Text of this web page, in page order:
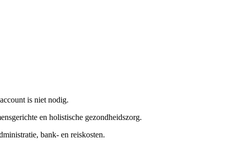
is niet nodig.
en holistische gezondheidszorg.
bank- en reiskosten.